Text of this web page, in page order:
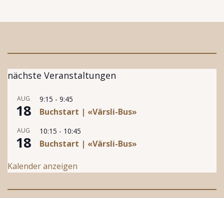
nächste Veranstaltungen
AUG
18
9:15 - 9:45
Buchstart | «Värsli-Bus»
AUG
18
10:15 - 10:45
Buchstart | «Värsli-Bus»
Kalender anzeigen